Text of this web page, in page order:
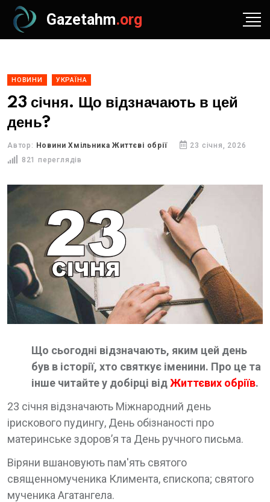
Gazetahm.org
НОВИНИ УКРАЇНА
23 січня. Що відзначають в цей
день?
Автор: Новини Хмільника Життєві обрії
23 січня, 2026
821 переглядів
Що сьогодні відзначають, яким цей день
був в історії, хто святкує іменини. Про це та
інше читайте у добірці відЖиттєвих обріїв.
23 січня відзначають Міжнародний день
ірискового пудингу, День обізнаності про
материнське здоров’я та День ручного письма.
Віряни вшановують пам'ять святого
священномученика Климента, єпископа; святого
мученика Агатангела.